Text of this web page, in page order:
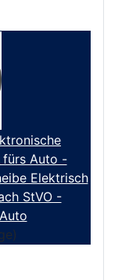
fürs Auto -
Elektrisch
StVO -